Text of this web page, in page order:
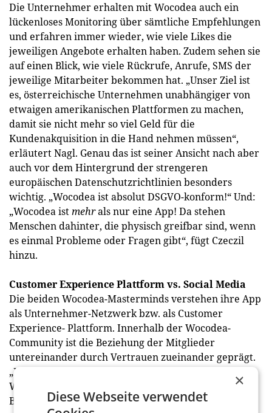
Die Unternehmer erhalten mit Wocodea auch ein
lückenloses Monitoring über sämtliche Empfehlungen
und erfahren immer wieder, wie viele Likes die
jeweiligen Angebote erhalten haben. Zudem sehen sie
auf einen Blick, wie viele Rückrufe, Anrufe, SMS der
jeweilige Mitarbeiter bekommen hat. „Unser Ziel ist
es, österreichische Unternehmen unabhängiger von
etwaigen amerikanischen Plattformen zu machen,
damit sie nicht mehr so viel Geld für die
Kundenakquisition in die Hand nehmen müssen“,
erläutert Nagl. Genau das ist seiner Ansicht nach aber
auch vor dem Hintergrund der strengeren
europäischen Datenschutzrichtlinien besonders
wichtig. „Wocodea ist absolut DSGVO-konform!“ Und:
„Wocodea istmehrals nur eine App! Da stehen
Menschen dahinter, die physisch greifbar sind, wenn
es einmal Probleme oder Fragen gibt“, fügt Czeczil
hinzu.
Customer Experience Plattform vs. Social Media
Die beiden Wocodea-Masterminds verstehen ihre App
als Unternehmer-Netzwerk bzw. als Customer
Experience- Plattform. Innerhalb der Wocodea-
Community ist die Beziehung der Mitglieder
untereinander durch Vertrauen zueinander geprägt.
„Es geht nicht um Sales, sondern um ehrliche
Weiterempfehlung“, betont Czeczil. Während
Bewertungen auf Facebook und Co. oft gekauft sind
×
Diese Webseite verwendet